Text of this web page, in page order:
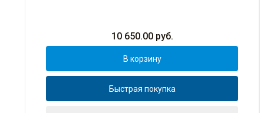
10 650.00руб.
В корзину
Быстрая покупка